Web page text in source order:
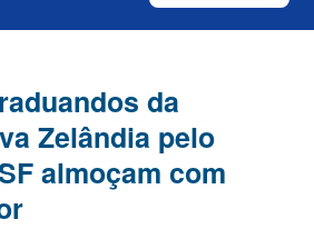
da
Zelândia pelo
almoçam com